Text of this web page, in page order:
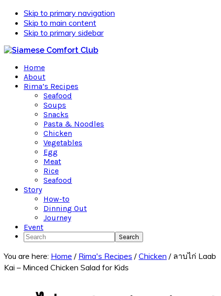
Skip to primary navigation
Skip to main content
Skip to primary sidebar
Home
About
Rima’s Recipes
Seafood
Soups
Snacks
Pasta & Noodles
Chicken
Vegetables
Egg
Meat
Rice
Seafood
Story
How-to
Dinning Out
Journey
Event
Search
You are here: Home / Rima's Recipes / Chicken / ลาบไก่ Laab
Kai – Minced Chicken Salad for Kids